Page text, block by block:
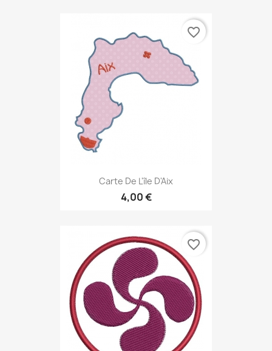
Carte De L'île D'Aix
4,00 €
favorite_border
favorite_border